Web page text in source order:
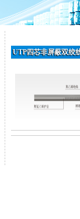
UTP四芯非屏蔽双绞